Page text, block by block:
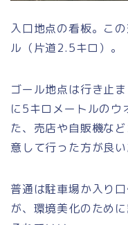
入口地点の看板。こ
ル （片道2.5キロ）。
ゴール地点は行き止
に5キロメートルのウ
た、 売店や自販機な
意して行った方が良い
普通は駐車場か入り
が、環境美化のため